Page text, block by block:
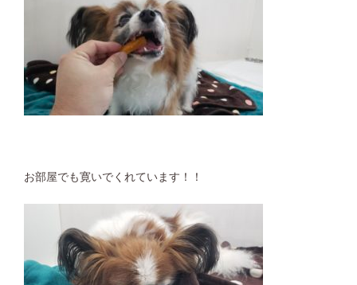
お部屋でも寛いでくれています！！